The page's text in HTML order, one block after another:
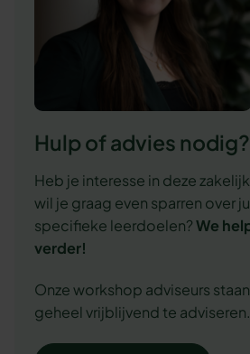
Hulp of advies nodig?
Heb je interesse in deze
wil je graag even sparren over
specifieke leerdoelen?We
verder!
Onze workshop adviseurs
geheel vrijblijvend te adviseren.